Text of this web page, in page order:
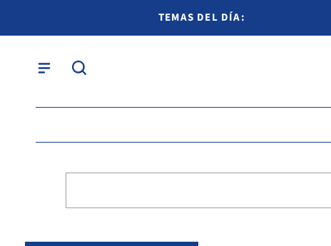
TEMAS DEL DÍA: